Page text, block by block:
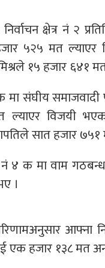
क्षेत्र नं २
५२५ मत ल्याएर
१५ हजार ६४१
मा संघीय
विजयी भएका
सात हजार ७५१
नं ४ क मा वाम
।
आफ्ना
हजार १३८ मत